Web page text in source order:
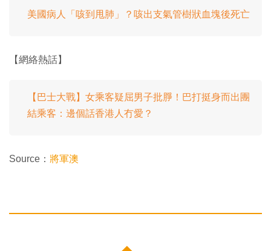
美國病人「咳到甩肺」？咳出支氣管樹狀血塊後死亡
【網絡熱話】
【巴士大戰】女乘客疑屈男子批㬹！巴打挺身而出團
結乘客：邊個話香港人冇愛？
Source： 將軍澳